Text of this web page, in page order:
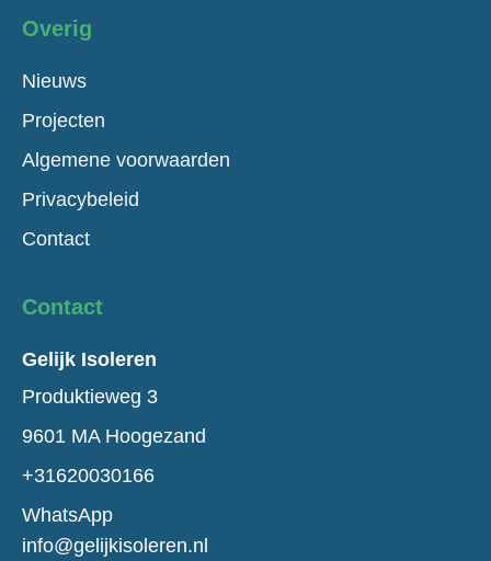
Overig
Nieuws
Projecten
Algemene voorwaarden
Privacybeleid
Contact
Contact
Gelijk Isoleren
Produktieweg 3
9601 MA Hoogezand
+31620030166
WhatsApp
info@gelijkisoleren.nl